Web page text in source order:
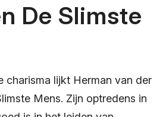
De Slimste
charisma lijkt Herman van der
Mens. Zijn optredens in